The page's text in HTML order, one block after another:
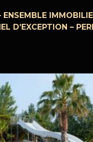
ENSEMBLE
D’EXCEPTION –